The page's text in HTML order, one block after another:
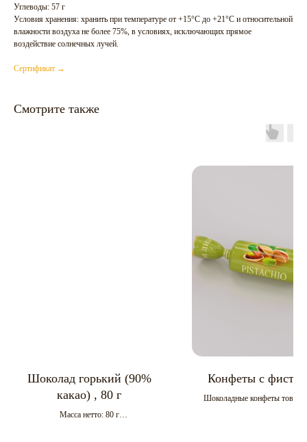
Углеводы: 57 г
Условия хранения: хранить при температуре от +15°C до +21°C и относительной
влажности воздуха не более 75%, в условиях, исключающих прямое
воздействие солнечных лучей.
Сертификат →
Смотрите также
Шоколад горький (90%
какао) , 80 г
Масса нетто: 80 г
Конфеты с
Шоколадные конфеты